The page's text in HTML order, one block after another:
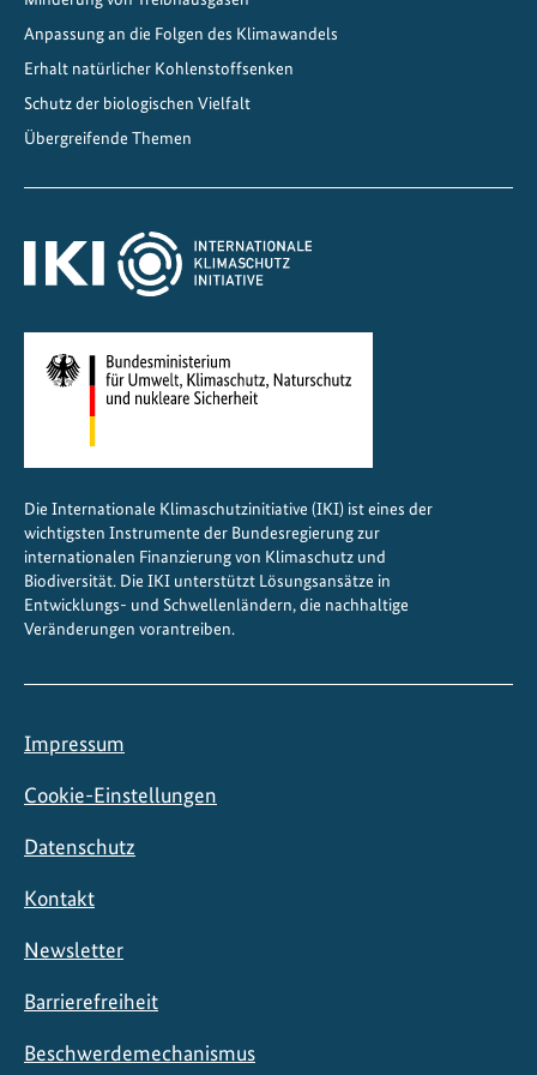
a
Anpassung an die Folgen des Klimawandels
Erhalt natürlicher Kohlenstoffsenken
Schutz der biologischen Vielfalt
Übergreifende Themen
Die Internationale Klimaschutzinitiative (IKI) ist eines der
wichtigsten Instrumente der Bundesregierung zur
internationalen Finanzierung von Klimaschutz und
Biodiversität. Die IKI unterstützt Lösungsansätze in
Entwicklungs- und Schwellenländern, die nachhaltige
Veränderungen vorantreiben.
Impressum
Cookie-Einstellungen
Datenschutz
Kontakt
Newsletter
Barrierefreiheit
Beschwerdemechanismus